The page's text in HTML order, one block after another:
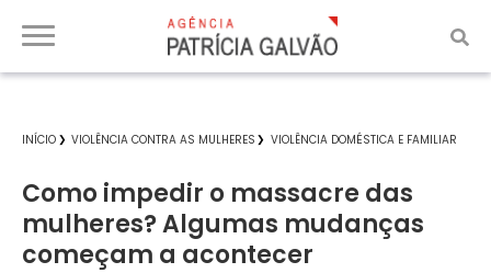
INÍCIO VIOLÊNCIA CONTRA AS MULHERES VIOLÊNCIA DOMÉSTICA E FAMILIAR
Como impedir o massacre das
mulheres? Algumas mudanças
começam a acontecer